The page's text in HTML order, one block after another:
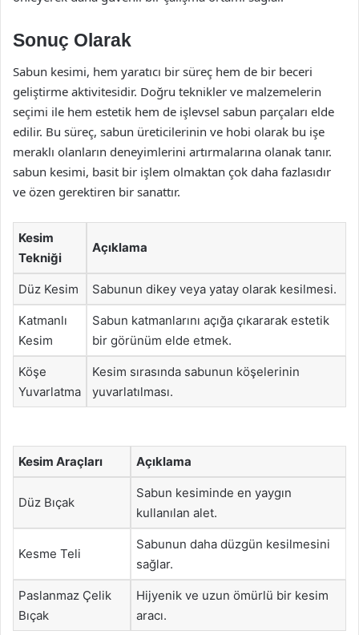
Sonuç Olarak
Sabun kesimi, hem yaratıcı bir süreç hem de bir beceri
geliştirme aktivitesidir. Doğru teknikler ve malzemelerin
seçimi ile hem estetik hem de işlevsel sabun parçaları elde
edilir. Bu süreç, sabun üreticilerinin ve hobi olarak bu işe
meraklı olanların deneyimlerini artırmalarına olanak tanır.
sabun kesimi, basit bir işlem olmaktan çok daha fazlasıdır
ve özen gerektiren bir sanattır.
Kesim
Tekniği
Açıklama
Düz Kesim Sabunun dikey veya yatay olarak kesilmesi.
Katmanlı
Kesim
Sabun katmanlarını açığa çıkararak estetik
bir görünüm elde etmek.
Köşe
Yuvarlatma
Kesim sırasında sabunun köşelerinin
yuvarlatılması.
Kesim Araçları Açıklama
Düz Bıçak
Sabun kesiminde en yaygın
kullanılan alet.
Kesme Teli
Sabunun daha düzgün kesilmesini
sağlar.
Paslanmaz Çelik
Bıçak
Hijyenik ve uzun ömürlü bir kesim
aracı.